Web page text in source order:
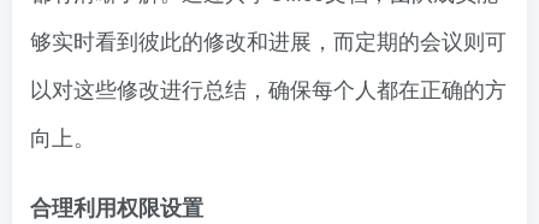
够实时看到彼此的修改和进展，而定期的会议则可
以对这些修改进行总结，确保每个人都在正确的方
向上。
合理利用权限设置